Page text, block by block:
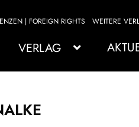
| FOREIGN RIGHTS WEITERE
VERLAG